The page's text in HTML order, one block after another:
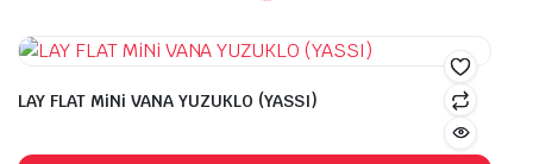
LAY FLAT MiNi VANA YUZUKLO (YASSI)